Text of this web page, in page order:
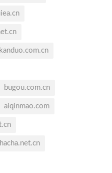
kanduo.com.cn
bugou.com.cn
aiqinmao.com